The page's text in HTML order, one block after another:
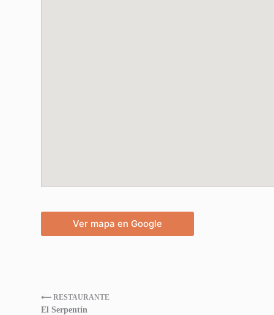
Ver mapa en Google
⟵ RESTAURANTE
El Serpentín